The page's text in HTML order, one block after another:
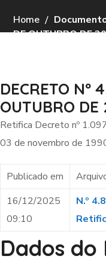
Home
DE OUTUBRO DE
DECRETO Nº
OUTUBRO DE
Retifica Decreto nº
03 de novembro de
Publicado em
16/12/2025
09:10
N.º
Dados